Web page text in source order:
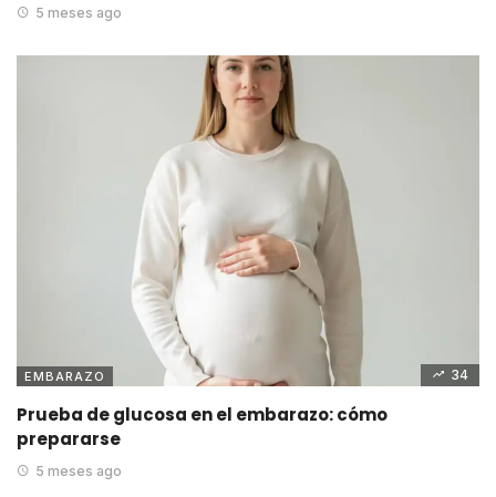
5 meses ago
EMBARAZO 34
Prueba de glucosa en el embarazo: cómo
prepararse
5 meses ago